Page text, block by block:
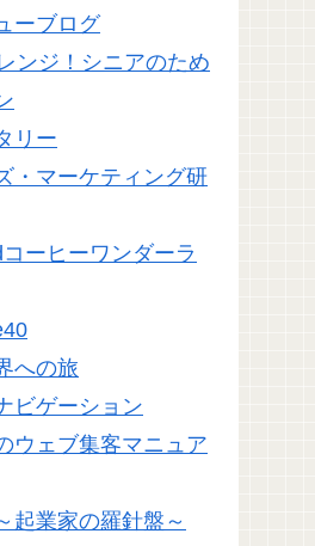
ーブログ
ンジ！シニアのため
リー
・マーケティング研
ーヒーワンダーラ
への旅
ビゲーション
ウェブ集客マニュア
起業家の羅針盤～